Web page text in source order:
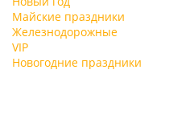
Майские праздники
Железнодорожные
VIP
Новогодние праздники